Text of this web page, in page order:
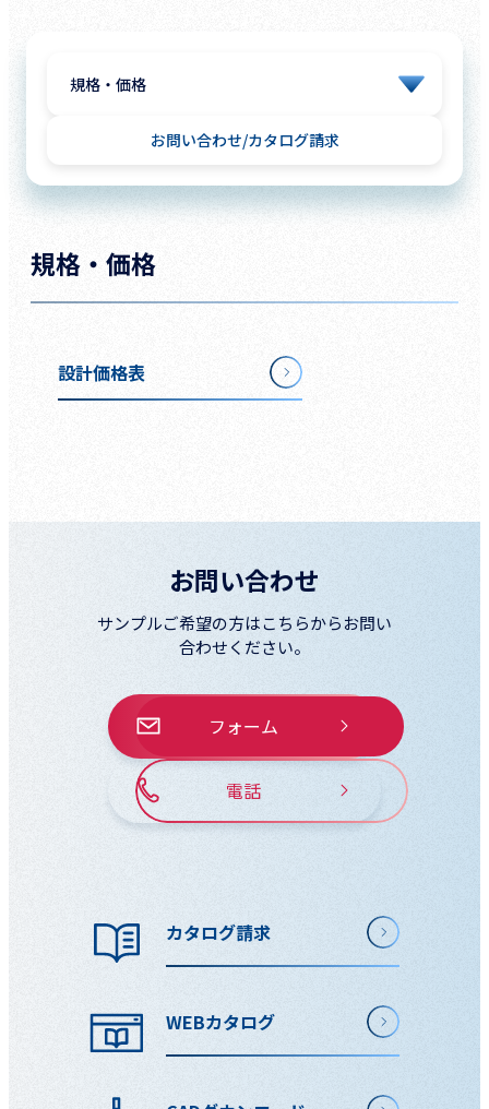
お問い合わせ カタログ請求
規格・価格
設計価格表
お問い合わせ
サンプルご希望の方はこちらからお問い
合わせください。
フォーム
電話
カタログ請求
WEBカタログ